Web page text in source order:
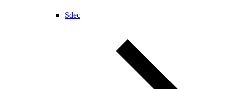
Sdec